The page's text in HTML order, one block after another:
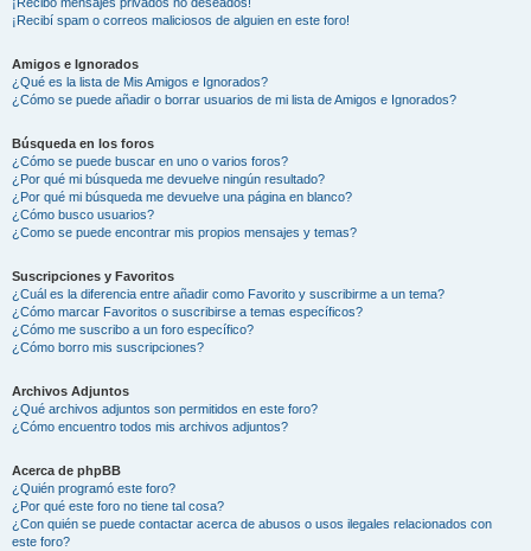
¡Recibí spam o correos maliciosos de alguien en este foro!
Amigos e Ignorados
¿Qué es la lista de Mis Amigos e Ignorados?
¿Cómo se puede añadir o borrar usuarios de mi lista de Amigos e Ignorados?
Búsqueda en los foros
¿Cómo se puede buscar en uno o varios foros?
¿Por qué mi búsqueda me devuelve ningún resultado?
¿Por qué mi búsqueda me devuelve una página en blanco?
¿Cómo busco usuarios?
¿Como se puede encontrar mis propios mensajes y temas?
Suscripciones y Favoritos
¿Cuál es la diferencia entre añadir como Favorito y suscribirme a un tema?
¿Cómo marcar Favoritos o suscribirse a temas específicos?
¿Cómo me suscribo a un foro específico?
¿Cómo borro mis suscripciones?
Archivos Adjuntos
¿Qué archivos adjuntos son permitidos en este foro?
¿Cómo encuentro todos mis archivos adjuntos?
Acerca de phpBB
¿Quién programó este foro?
¿Por qué este foro no tiene tal cosa?
¿Con quién se puede contactar acerca de abusos o usos ilegales relacionados con
este foro?